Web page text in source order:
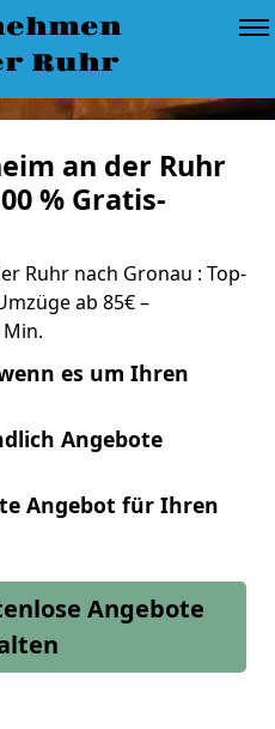
Ruhr
an der Ruhr
% Gratis-
Ruhr nach Gronau : Top-
ab 85€ –
es um Ihren
Angebote
Angebot für Ihren
Angebote